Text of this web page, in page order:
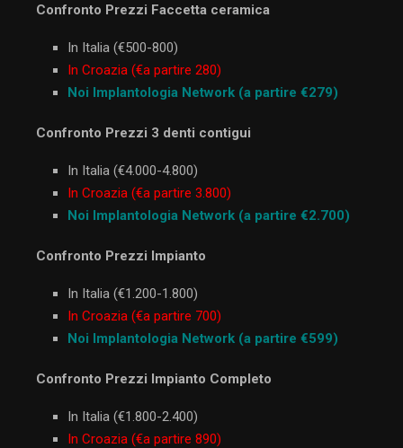
Confronto Prezzi Faccetta ceramica
In Italia (€500-800)
In Croazia (€a partire 280)
Noi Implantologia Network (a partire €279)
Confronto Prezzi 3 denti contigui
In Italia (€4.000-4.800)
In Croazia (€a partire 3.800)
Noi Implantologia Network (a partire €2.700)
Confronto Prezzi Impianto
In Italia (€1.200-1.800)
In Croazia (€a partire 700)
Noi Implantologia Network (a partire €599)
Confronto Prezzi Impianto Completo
In Italia (€1.800-2.400)
In Croazia (€a partire 890)